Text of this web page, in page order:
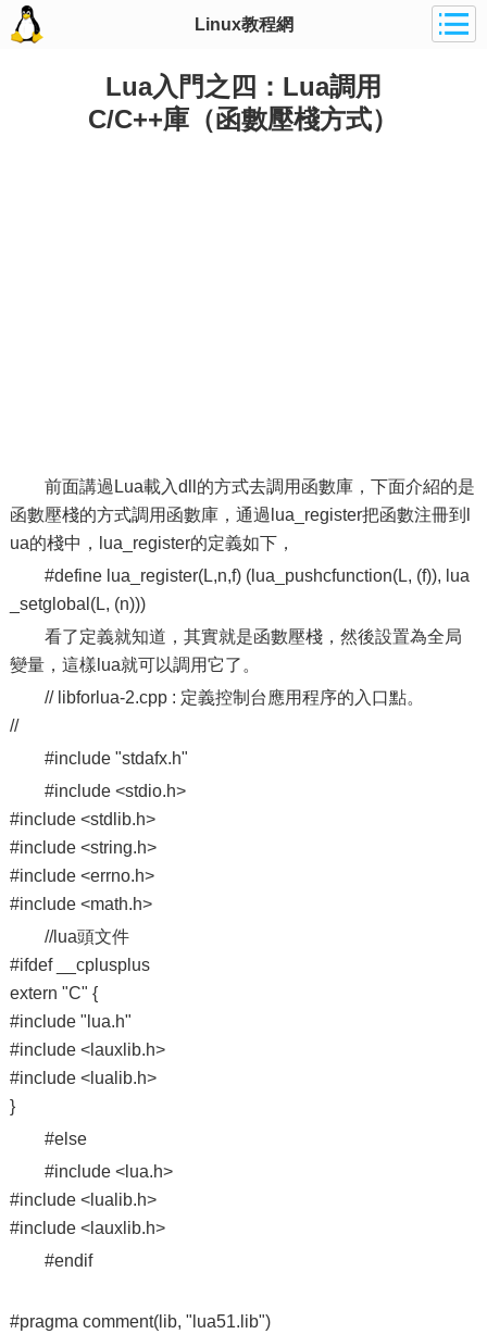
Linux教程網
Lua入門之四：Lua調用
C/C++庫（函數壓棧方式）
前面講過Lua載入dll的方式去調用函數庫，下面介紹的是
函數壓棧的方式調用函數庫，通過lua_register把函數注冊到l
ua的棧中，lua_register的定義如下，
#define lua_register(L,n,f) (lua_pushcfunction(L, (f)), lua
_setglobal(L, (n)))
看了定義就知道，其實就是函數壓棧，然後設置為全局
變量，這樣lua就可以調用它了。
// libforlua-2.cpp : 定義控制台應用程序的入口點。
//
#include "stdafx.h"
#include <stdio.h>
#include <stdlib.h>
#include <string.h>
#include <errno.h>
#include <math.h>
//lua頭文件
#ifdef __cplusplus
extern "C" {
#include "lua.h"
#include <lauxlib.h>
#include <lualib.h>
}
#else
#include <lua.h>
#include <lualib.h>
#include <lauxlib.h>
#endif
#pragma comment(lib, "lua51.lib")